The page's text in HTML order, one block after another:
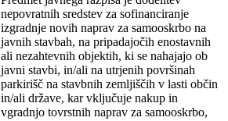
nepovratnih sredstev za sofinanciranje
izgradnje novih naprav za samooskrbo na
javnih stavbah, na pripadajočih enostavnih
ali nezahtevnih objektih, ki se nahajajo ob
javni stavbi, in/ali na utrjenih površinah
parkirišč na stavbnih zemljiščih v lasti občin
in/ali države, kar vključuje nakup in
vgradnjo tovrstnih naprav za samooskrbo,